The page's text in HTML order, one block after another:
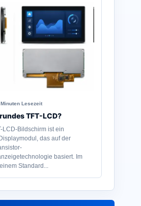
Lesezeit
TFT-LCD?
LCD-Bildschirm ist ein
das auf der
basiert. Im
Standard...